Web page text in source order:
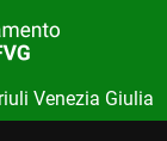
Venezia Giulia